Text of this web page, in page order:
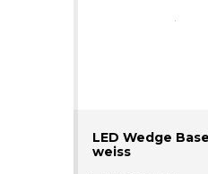
LED Wedge
weiss